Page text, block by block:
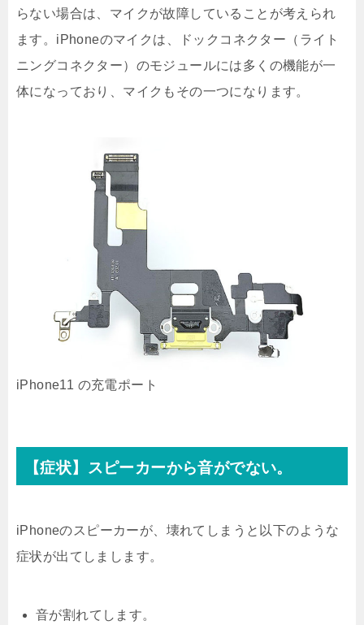
らない場合は、マイクが故障していることが考えられ
ます。iPhoneのマイクは、ドックコネクター（ライト
ニングコネクター）のモジュールには多くの機能が一
体になっており、マイクもその一つになります。
iPhone11 の充電ポート
【症状】スピーカーから音がでない。
iPhoneのスピーカーが、壊れてしまうと以下のような
症状が出てしまします。
音が割れてします。